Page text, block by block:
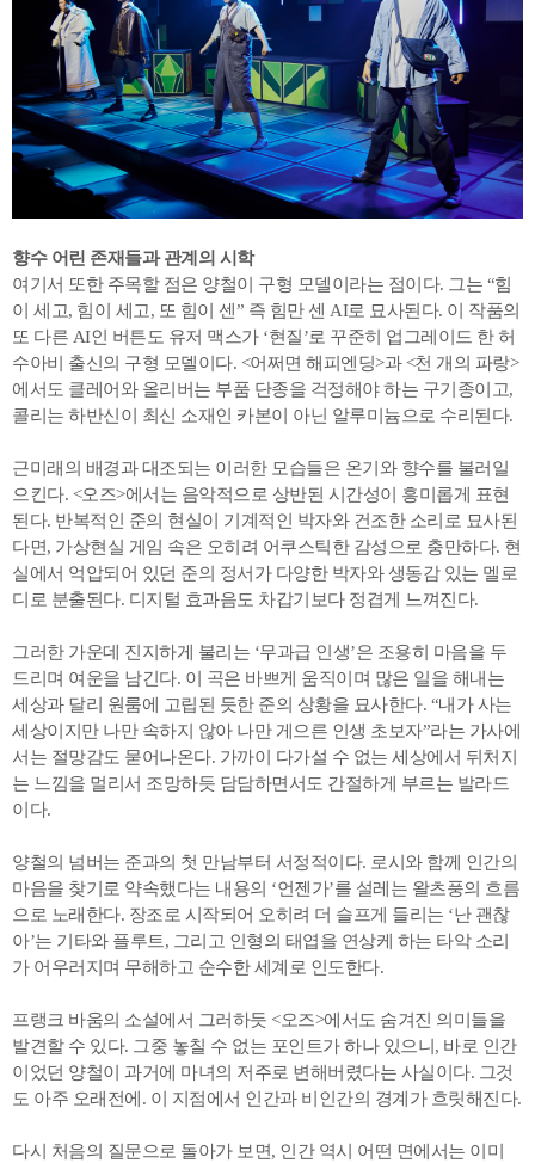
향수 어린 존재들과 관계의 시학
여기서 또한 주목할 점은 양철이 구형 모델이라는 점이다. 그는 “힘
이 세고, 힘이 세고, 또 힘이 센” 즉 힘만 센 AI로 묘사된다. 이 작품의
또 다른 AI인 버튼도 유저 맥스가 ‘현질’로 꾸준히 업그레이드 한 허
수아비 출신의 구형 모델이다. <어쩌면 해피엔딩>과 <천 개의 파랑>
에서도 클레어와 올리버는 부품 단종을 걱정해야 하는 구기종이고,
콜리는 하반신이 최신 소재인 카본이 아닌 알루미늄으로 수리된다.
근미래의 배경과 대조되는 이러한 모습들은 온기와 향수를 불러일
으킨다. <오즈>에서는 음악적으로 상반된 시간성이 흥미롭게 표현
된다. 반복적인 준의 현실이 기계적인 박자와 건조한 소리로 묘사된
다면, 가상현실 게임 속은 오히려 어쿠스틱한 감성으로 충만하다. 현
실에서 억압되어 있던 준의 정서가 다양한 박자와 생동감 있는 멜로
디로 분출된다. 디지털 효과음도 차갑기보다 정겹게 느껴진다.
그러한 가운데 진지하게 불리는 ‘무과급 인생’은 조용히 마음을 두
드리며 여운을 남긴다. 이 곡은 바쁘게 움직이며 많은 일을 해내는
세상과 달리 원룸에 고립된 듯한 준의 상황을 묘사한다. “내가 사는
세상이지만 나만 속하지 않아 나만 게으른 인생 초보자”라는 가사에
서는 절망감도 묻어나온다. 가까이 다가설 수 없는 세상에서 뒤처지
는 느낌을 멀리서 조망하듯 담담하면서도 간절하게 부르는 발라드
이다.
양철의 넘버는 준과의 첫 만남부터 서정적이다. 로시와 함께 인간의
마음을 찾기로 약속했다는 내용의 ‘언젠가’를 설레는 왈츠풍의 흐름
으로 노래한다. 장조로 시작되어 오히려 더 슬프게 들리는 ‘난 괜찮
아’는 기타와 플루트, 그리고 인형의 태엽을 연상케 하는 타악 소리
가 어우러지며 무해하고 순수한 세계로 인도한다.
프랭크 바움의 소설에서 그러하듯 <오즈>에서도 숨겨진 의미들을
발견할 수 있다. 그중 놓칠 수 없는 포인트가 하나 있으니, 바로 인간
이었던 양철이 과거에 마녀의 저주로 변해버렸다는 사실이다. 그것
도 아주 오래전에. 이 지점에서 인간과 비인간의 경계가 흐릿해진다.
다시 처음의 질문으로 돌아가 보면, 인간 역시 어떤 면에서는 이미